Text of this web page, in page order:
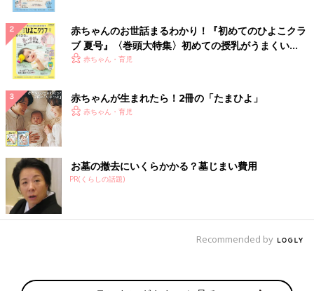
赤ちゃんのお世話まるわかり！『初めてのひよこクラ
ブ 夏号』〈巻頭大特集〉初めての授乳がうまくい
く！ おっぱい・ミルクの基本と夏のトラブル 解決テ
赤ちゃん・育児
赤ちゃんが生まれたら！2冊の「たまひよ」
赤ちゃん・育児
お墓の撤去にいくらかかる？墓じまい費用
PR(くらしの話題)
Recommended by